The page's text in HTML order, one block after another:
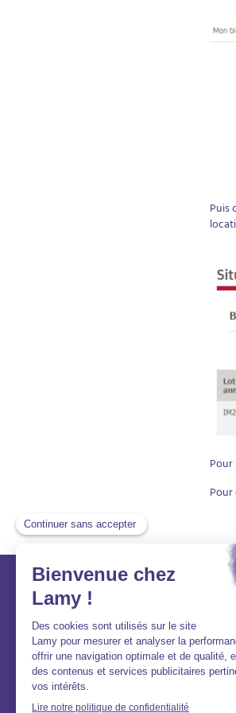
Puis
Lamy et vous
Aide et contact
FAQ
Qui sommes-nous ?